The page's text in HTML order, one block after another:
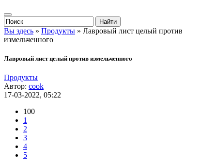
Вы здесь » Продукты » Лавровый лист целый против
измельченного
Лавровый лист целый против измельченного
Продукты
Автор: cook
17-03-2022, 05:22
100
1
2
3
4
5